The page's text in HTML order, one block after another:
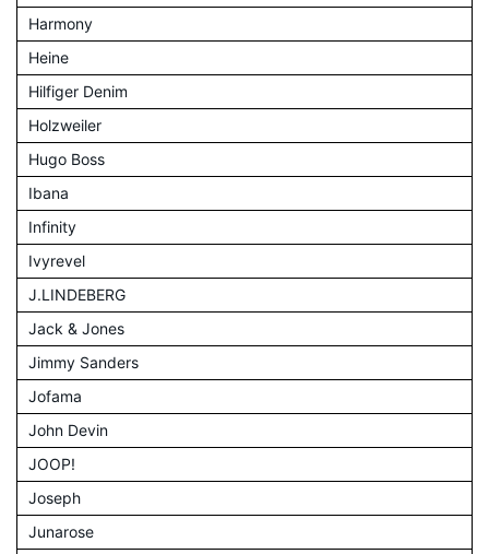
Harmony
Heine
Hilfiger Denim
Holzweiler
Hugo Boss
Ibana
Infinity
Ivyrevel
J.LINDEBERG
Jack & Jones
Jimmy Sanders
Jofama
John Devin
JOOP!
Joseph
Junarose